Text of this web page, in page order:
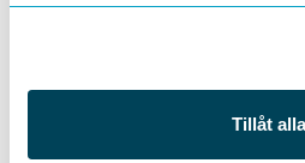
Tillåt alla
DELA